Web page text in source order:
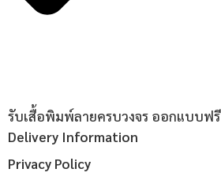
รับเสื้อพิมพ์ลายครบวงจร ออกแบบฟรี
Delivery Information
Privacy Policy